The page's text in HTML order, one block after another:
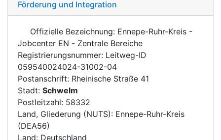
Förderung und Integration
Offizielle Bezeichnung: Ennepe-Ruhr-Kreis -
Jobcenter EN - Zentrale Bereiche
Registrierungsnummer: Leitweg-ID
059540024024-31002-04
Postanschrift: Rheinische Straße 41
Stadt: Schwelm
Postleitzahl: 58332
Land, Gliederung (NUTS): Ennepe-Ruhr-Kreis
(DEA56)
Land: Deutschland